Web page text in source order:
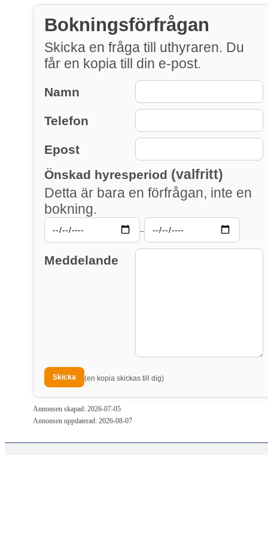
Bokningsförfrågan
Skicka en fråga till uthyraren. Du
får en kopia till din e-post.
Namn
Telefon
Epost
Önskad hyresperiod (valfritt)
Detta är bara en förfrågan, inte en
bokning.
–
Meddelande
(en kopia skickas till dig)
Annonsen skapad: 2026-07-05
Annonsen uppdaterad: 2026-08-07